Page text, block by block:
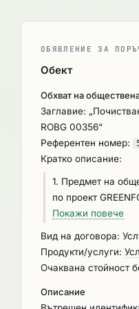
ОБЯВЛЕНИЕ ЗА
Обект
Обхват на
Заглавие:
ROBG 00356“
Референтен номер:
Кратко описание:
1. Предмет на
по проект GREENFOR-HARD, ROBG 00356“ 2.
с изпълнението
е да се намалят
на естествени
залесяване в
Покажи повече
Вид на договора:
Продукти/услуги:
Очаквана стойност
Описание